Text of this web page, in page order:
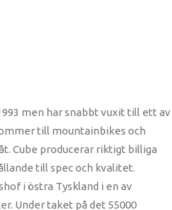
men har snabbt vuxit till ett av
till mountainbikes och
Cube producerar riktigt billiga
till spec och kvalitet.
i östra Tyskland i en av
Under taket på det 55000